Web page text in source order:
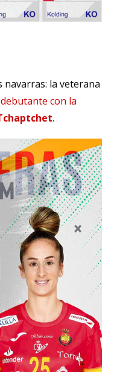
navarras: la veterana
con la
.